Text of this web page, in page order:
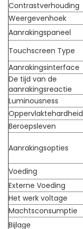
Contrastverhouding
Weergevenhoek
Aanrakingspaneel
Touchscreen Type
Aanrakingsinterface
De tijd van de
aanrakingsreactie
Luminousness
Oppervlaktehardheid
Beroepsleven
Aanrakingsopties
Voeding
Externe Voeding
Het werk voltage
Machtsconsumptie
Bijlage